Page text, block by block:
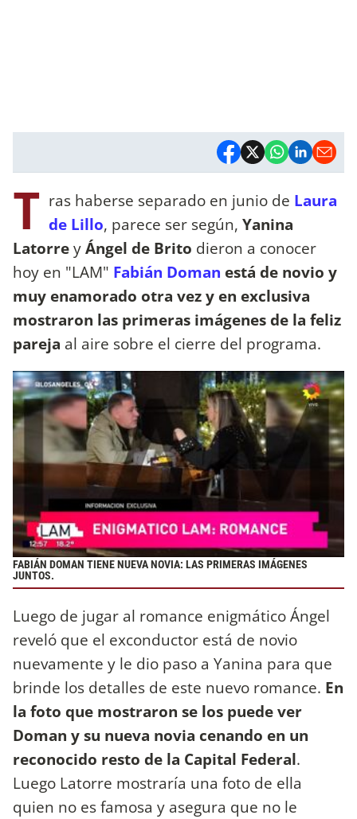
T ras haberse separado en junio de Laura
de Lillo, parece ser según, Yanina
LatorreyÁngel de Brito dieron a conocer
hoy en "LAM" Fabián Doman está de novio y
muy enamorado otra vez y en exclusiva
mostraron las primeras imágenes de la feliz
pareja al aire sobre el cierre del programa.
FABIÁN DOMAN TIENE NUEVA NOVIA: LAS PRIMERAS IMÁGENES
JUNTOS.
Luego de jugar al romance enigmático Ángel
reveló que el exconductor está de novio
nuevamente y le dio paso a Yanina para que
brinde los detalles de este nuevo romance. En
la foto que mostraron se los puede ver
Doman y su nueva novia cenando en un
reconocido resto de la Capital Federal.
Luego Latorre mostraría una foto de ella
quien no es famosa y asegura que no le